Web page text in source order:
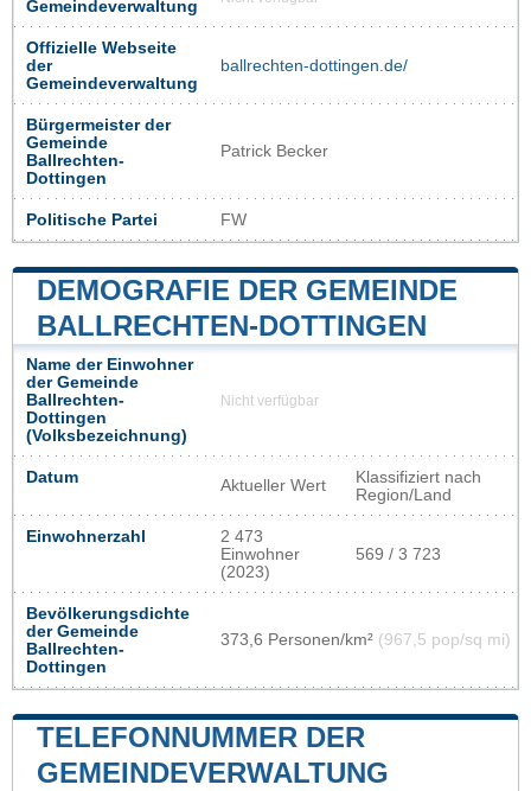
Gemeindeverwaltung
Offizielle Webseite
der
Gemeindeverwaltung
ballrechten-dottingen.de/
Bürgermeister der
Gemeinde
Ballrechten-
Dottingen
Patrick Becker
Politische Partei FW
DEMOGRAFIE DER GEMEINDE
BALLRECHTEN-DOTTINGEN
Name der Einwohner
der Gemeinde
Ballrechten-
Dottingen
(Volksbezeichnung)
Nicht verfügbar
Datum Aktueller Wert
Klassifiziert nach
Region/Land
Einwohnerzahl
2 473
Einwohner
(2023)
569 / 3 723
Bevölkerungsdichte
der Gemeinde
Ballrechten-
Dottingen
373,6 Personen/km² (967,5 pop/sq mi)
TELEFONNUMMER DER
GEMEINDEVERWALTUNG